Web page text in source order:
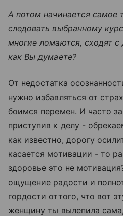
А потом начинается самое
следовать выбранному
многие ломаются, сходят
как Вы думаете?
От недостатка
нужно избавляться от
боимся перемен. И часто
приступив к делу -
как известно, дорогу
касается мотивации - то
здоровье это не
ощущение радости и
гордости оттого, что вот
женщину ты вылепила